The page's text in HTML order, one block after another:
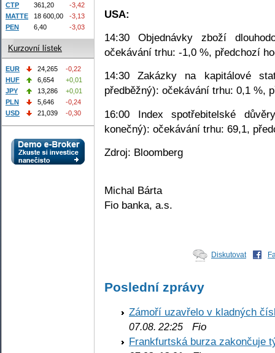
USA:
14:30 Objednávky zboží
očekávání trhu: -1,0 %, předchozí
14:30 Zakázky na kapitálové
předběžný): očekávání trhu: 0,1 %,
16:00 Index spotřebitelské
konečný): očekávání trhu: 69,1,
Zdroj: Bloomberg
Michal Bárta
Fio banka, a.s.
Diskutovat
Poslední zprávy
Zámoří uzavřelo v kladných
07.08. 22:25 Fio
Frankfurtská burza zakončuje
CTP
361,20
-3,42
MATTE
18 600,00
-3,13
PEN
6,40 -3,03
Kurzovní lístek
EUR 24,265
-0,22
HUF
6,654
+0,01
JPY
13,286
+0,01
PLN
5,646
-0,24
USD
21,039 -0,30